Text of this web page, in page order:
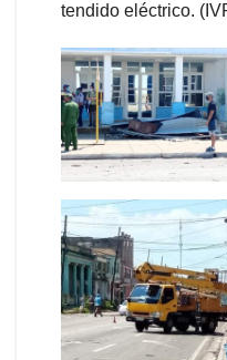
tendido eléctrico.